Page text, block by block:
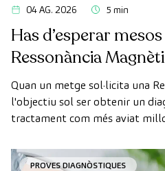
04 AG. 2026 5 min
Has d’esperar
Ressonància
la prova de manera
pacient privat
Quan un metge sol·licita una
l'objectiu sol ser obtenir un
tractament com més aviat
poden trigar més del desitjat.
PROVES DIAGNÒSTIQUES